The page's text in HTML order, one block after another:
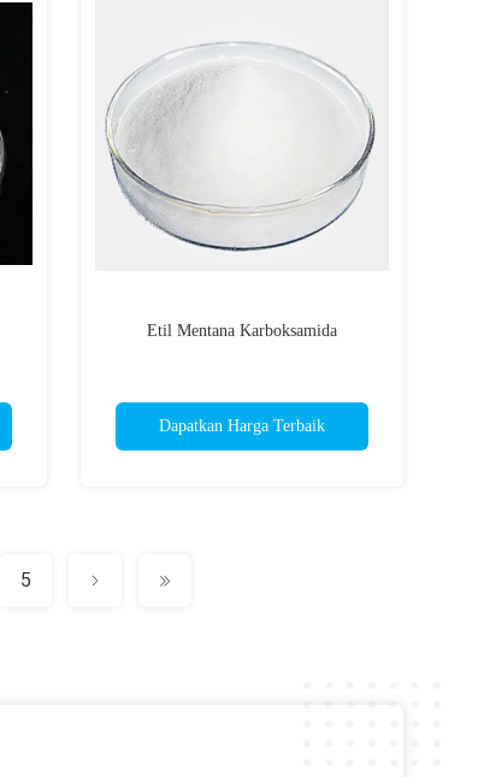
Etil Mentana Karboksamida
Dapatkan Harga Terbaik
5